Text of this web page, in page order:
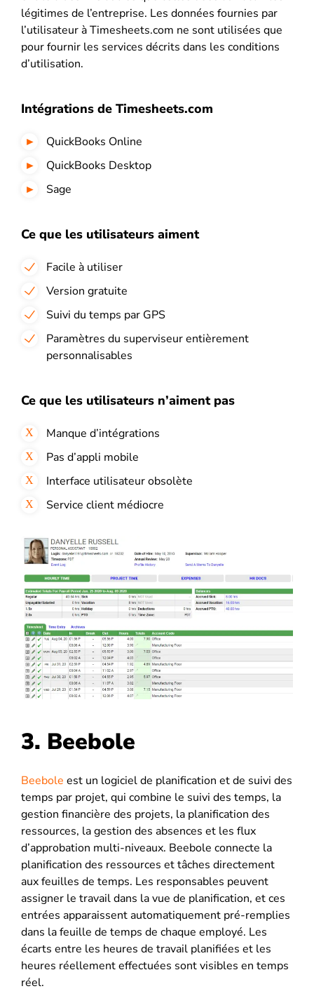
légitimes de l’entreprise. Les données fournies par
l’utilisateur à Timesheets.com ne sont utilisées que
pour fournir les services décrits dans les conditions
d’utilisation.
Intégrations de Timesheets.com
QuickBooks Online
QuickBooks Desktop
Sage
Ce que les utilisateurs aiment
Facile à utiliser
Version gratuite
Suivi du temps par GPS
Paramètres du superviseur entièrement
personnalisables
Ce que les utilisateurs n’aiment pas
Manque d’intégrations
Pas d’appli mobile
Interface utilisateur obsolète
Service client médiocre
3. Beebole
Beebole est un logiciel de planification et de suivi des
temps par projet, qui combine le suivi des temps, la
gestion financière des projets, la planification des
ressources, la gestion des absences et les flux
d’approbation multi-niveaux. Beebole connecte la
planification des ressources et tâches directement
aux feuilles de temps. Les responsables peuvent
assigner le travail dans la vue de planification, et ces
entrées apparaissent automatiquement pré-remplies
dans la feuille de temps de chaque employé. Les
écarts entre les heures de travail planifiées et les
heures réellement effectuées sont visibles en temps
réel.